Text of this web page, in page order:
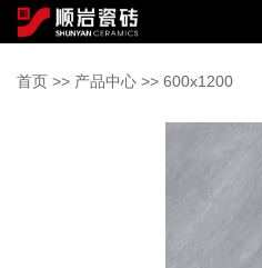
首页 >> 产品中心 >> 600x1200